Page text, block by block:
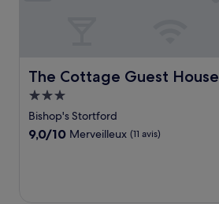
The Cottage Guest House
The Cottage Guest House
Hébergement
3.0 étoiles
Bishop's Stortford
9.0
9,0/10 Merveilleux (11 avis)